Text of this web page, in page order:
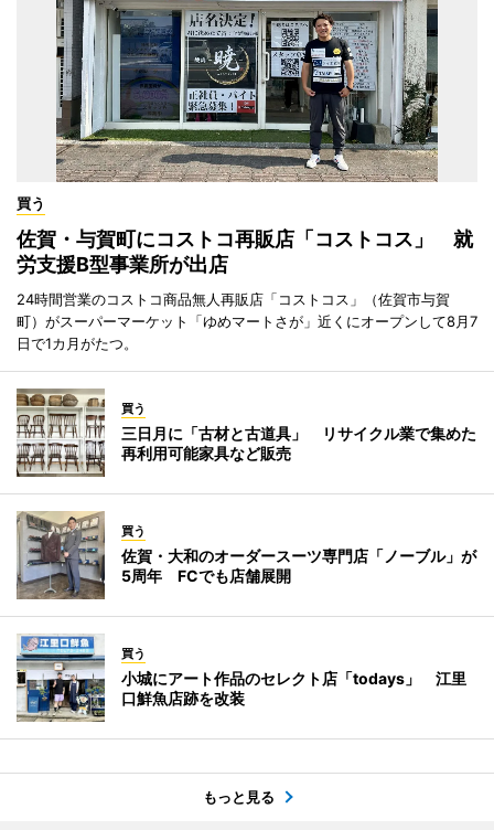
買う
佐賀・与賀町にコストコ再販店「コストコス」 就
労支援B型事業所が出店
24時間営業のコストコ商品無人再販店「コストコス」（佐賀市与賀
町）がスーパーマーケット「ゆめマートさが」近くにオープンして8月7
日で1カ月がたつ。
買う
三日月に「古材と古道具」 リサイクル業で集めた
再利用可能家具など販売
買う
佐賀・大和のオーダースーツ専門店「ノーブル」が
5周年 FCでも店舗展開
買う
小城にアート作品のセレクト店「todays」 江里
口鮮魚店跡を改装
もっと見る